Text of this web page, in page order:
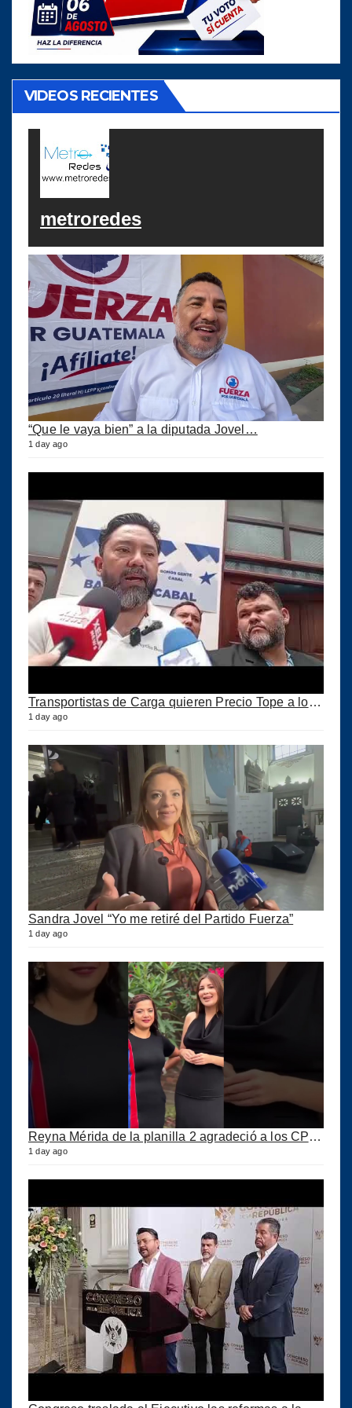
VIDEOS RECIENTES
metroredes
“Que le vaya bien” a la diputada Jovel…
1 day ago
1 day ago
Sandra Jovel “Yo me retiré del Partido Fuerza”
1 day ago
1 day ago